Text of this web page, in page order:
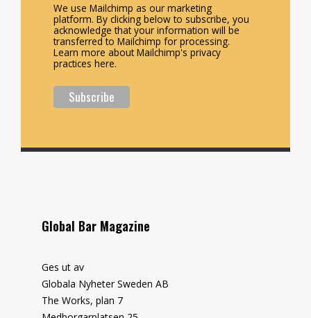
We use Mailchimp as our marketing
platform. By clicking below to subscribe, you
acknowledge that your information will be
transferred to Mailchimp for processing.
Learn more about Mailchimp's privacy
practices here.
Global Bar Magazine
Ges ut av
Globala Nyheter Sweden AB
The Works, plan 7